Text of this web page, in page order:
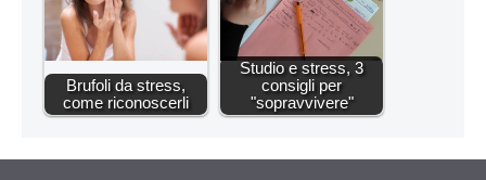
Brufoli da stress,
come riconoscerli
Studio e stress, 3
consigli per
"sopravvivere"